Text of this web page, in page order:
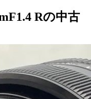
Rの中古